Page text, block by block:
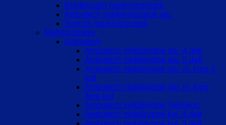
Bredegaard markeringsstok
Ambutech markeringsstok alu.
Svensk markeringsstok
Mobilitystokke
Ambutech
Ambutech mobilitystok alu. 4 delt
Ambutech mobilitystok alu. 5 delt
Ambutech mobilitystok alu. m. krog 1
led
Ambutech mobilitystok alu. m. krog
flere led
Ambutech mobilitystok Teleskop
Ambutech mobilitystok kul. 4 delt